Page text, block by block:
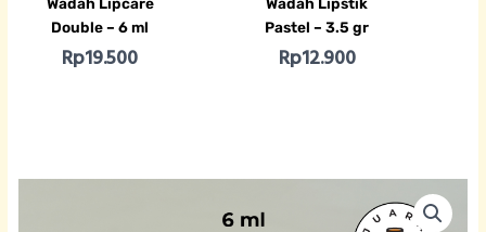
Double – 6 ml
Rp19.500
Pastel – 3.5 gr
Rp12.900